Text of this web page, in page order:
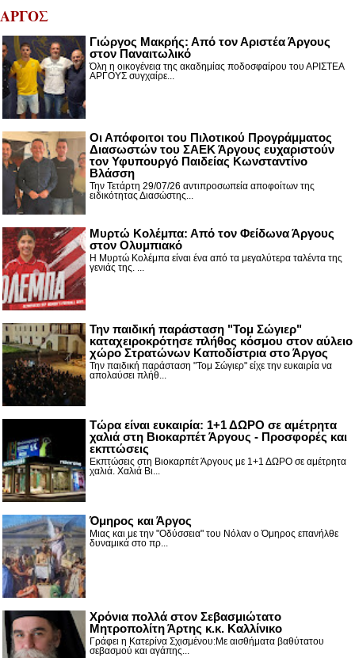
ΑΡΓΟΣ
Γιώργος Μακρής: Από τον Αριστέα Άργους
στον Παναιτωλικό
Όλη η οικογένεια της ακαδημίας ποδοσφαίρου του ΑΡΙΣΤΕΑ
ΑΡΓΟΥΣ συγχαίρε...
Οι Απόφοιτοι του Πιλοτικού Προγράμματος
Διασωστών του ΣΑΕΚ Άργους ευχαριστούν
τον Υφυπουργό Παιδείας Κωνσταντίνο
Βλάσση
Την Τετάρτη 29/07/26 αντιπροσωπεία αποφοίτων της
ειδικότητας Διασώστης...
Μυρτώ Κολέμπα: Από τον Φείδωνα Άργους
στον Ολυμπιακό
Η Μυρτώ Κολέμπα είναι ένα από τα μεγαλύτερα ταλέντα της
γενιάς της. ...
Την παιδική παράσταση "Τομ Σώγιερ"
καταχειροκρότησε πλήθος κόσμου στον αύλειο
χώρο Στρατώνων Καποδίστρια στο Άργος
Την παιδική παράσταση "Τομ Σώγιερ" είχε την ευκαιρία να
απολαύσει πλήθ...
Τώρα είναι ευκαιρία: 1+1 ΔΩΡΟ σε αμέτρητα
χαλιά στη Βιοκαρπέτ Άργους - Προσφορές και
εκπτώσεις
Εκπτώσεις στη Βιοκαρπέτ Άργους με 1+1 ΔΩΡΟ σε αμέτρητα
χαλιά. Χαλιά Βι...
Όμηρος και Άργος
Μιας και με την "Οδύσσεια" του Νόλαν ο Όμηρος επανήλθε
δυναμικά στο πρ...
Χρόνια πολλά στον Σεβασμιώτατο
Μητροπολίτη Άρτης κ.κ. Καλλίνικο
Γράφει η Κατερίνα Σχισμένου:Με αισθήματα βαθύτατου
σεβασμού και αγάπης...